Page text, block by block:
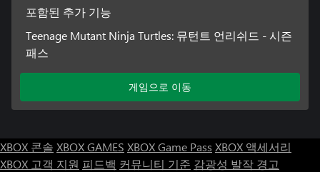
포함된 추가 기능
Teenage Mutant Ninja Turtles: 뮤턴트 언리쉬드 - 시즌
패스
게임으로 이동
XBOX 콘솔 XBOX GAMES XBOX Game Pass XBOX 액세서리
XBOX 고객 지원 피드백 커뮤니티 기준 감광성 발작 경고